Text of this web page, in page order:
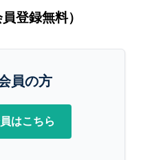
登録無料）
員の方
はこちら